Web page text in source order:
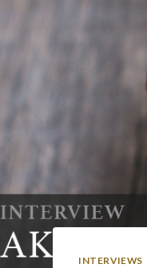
INTERVIEWS